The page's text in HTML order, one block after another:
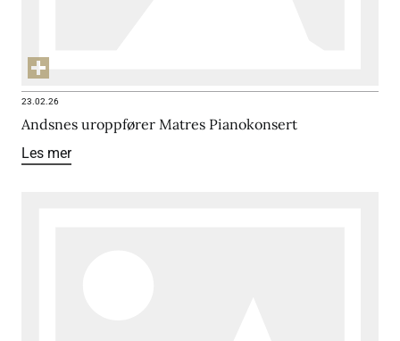
23.02.26
Andsnes uroppfører Matres Pianokonsert
Les mer